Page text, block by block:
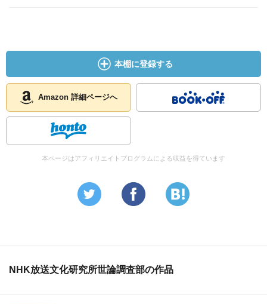
本棚に登録する
Amazon 詳細ページへ
本ページはアフィリエイトプログラムによる収益を得ています
NHK放送文化研究所世論調査部の作品